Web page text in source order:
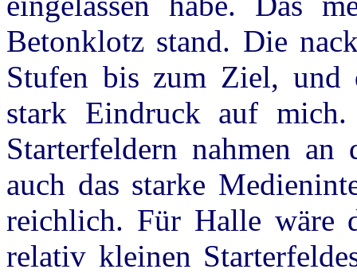
Betonklotz stand. Die
Stufen bis zum Ziel, und
stark Eindruck auf
Starterfeldern nahmen an
auch das starke
reichlich. Für Halle wäre
relativ kleinen